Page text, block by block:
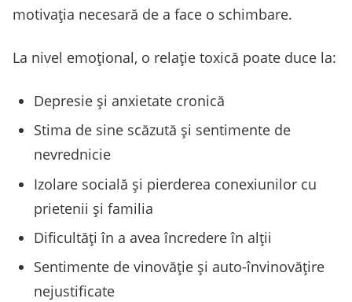
motivația necesară de a face o schimbare.
La nivel emoțional, o relație toxică poate duce la:
Depresie și anxietate cronică
Stima de sine scăzută și sentimente de
nevrednicie
Izolare socială și pierderea conexiunilor cu
prietenii și familia
Dificultăți în a avea încredere în alții
Sentimente de vinovăție și auto-învinovățire
nejustificate